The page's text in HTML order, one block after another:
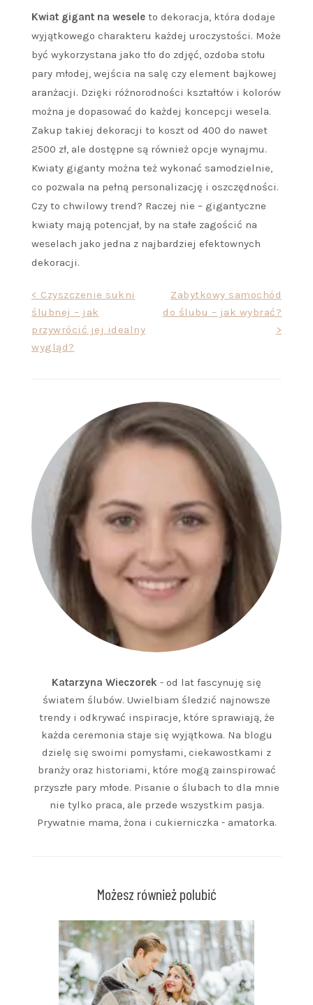
Kwiat gigant na wesele to dekoracja, która dodaje
wyjątkowego charakteru każdej uroczystości. Może
być wykorzystana jako tło do zdjęć, ozdoba stołu
pary młodej, wejścia na salę czy element bajkowej
aranżacji. Dzięki różnorodności kształtów i kolorów
można je dopasować do każdej koncepcji wesela.
Zakup takiej dekoracji to koszt od 400 do nawet
2500 zł, ale dostępne są również opcje wynajmu.
Kwiaty giganty można też wykonać samodzielnie,
co pozwala na pełną personalizację i oszczędności.
Czy to chwilowy trend? Raczej nie – gigantyczne
kwiaty mają potencjał, by na stałe zagościć na
weselach jako jedna z najbardziej efektownych
dekoracji.
Nawigacja
wpisu
< Czyszczenie sukni
ślubnej – jak
przywrócić jej idealny
wygląd?
Zabytkowy samochód
do ślubu – jak wybrać?
>
Katarzyna Wieczorek - od lat fascynuję się
światem ślubów. Uwielbiam śledzić najnowsze
trendy i odkrywać inspiracje, które sprawiają, że
każda ceremonia staje się wyjątkowa. Na blogu
dzielę się swoimi pomysłami, ciekawostkami z
branży oraz historiami, które mogą zainspirować
przyszłe pary młode. Pisanie o ślubach to dla mnie
nie tylko praca, ale przede wszystkim pasja.
Prywatnie mama, żona i cukierniczka - amatorka.
Możesz również polubić